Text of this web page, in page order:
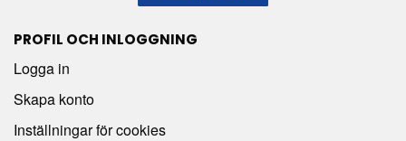
PROFIL OCH INLOGGNING
Logga in
Skapa konto
Inställningar för cookies